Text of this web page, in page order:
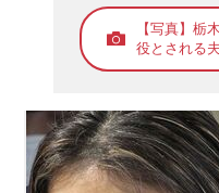
【写真】栃
役とされる